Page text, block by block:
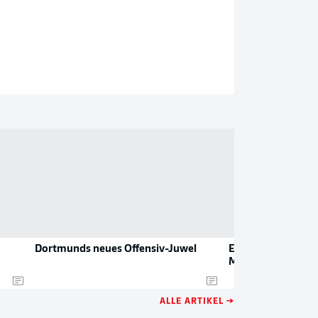
Dortmunds neues Offensiv-Juwel
ECL: Freiburg
Motherwell
ALLE ARTIKEL →